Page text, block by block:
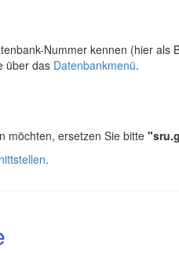
Nummer kennen (hier
über das Datenbankmenü.
möchten, ersetzen Sie bitte
.